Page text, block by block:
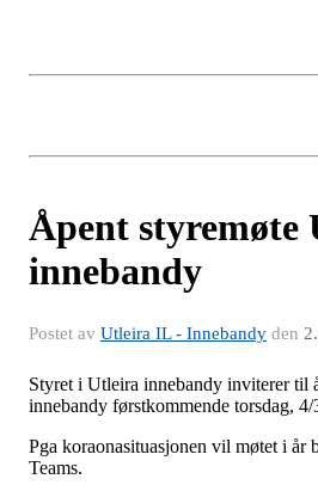
Åpent styremøte
innebandy
Postet av Utleira IL - Innebandy den
Styret i Utleira innebandy inviterer til
innebandy førstkommende torsdag,
Pga koraonasituasjonen vil møtet i år
Teams.